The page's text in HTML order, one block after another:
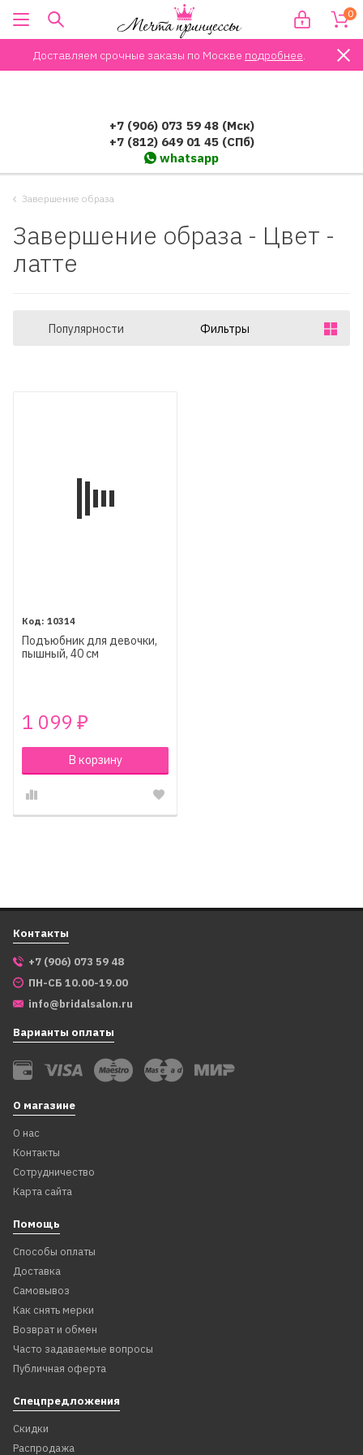
Доставляем срочные заказы по Москве подробнее.
0
+7 (906) 073 59 48 (Мск)
+7 (812) 649 01 45 (СПб)
whatsapp
Завершение образа
Завершение образа - Цвет -
латте
Популярности Фильтры
10314
Подъюбник для девочки,
пышный, 40 см
1 099 ₽
В корзину
Контакты
+7 (906) 073 59 48
ПН-СБ 10.00-19.00
info@bridalsalon.ru
Варианты оплаты
О магазине
О нас
Контакты
Сотрудничество
Карта сайта
Помощь
Способы оплаты
Доставка
Самовывоз
Как снять мерки
Возврат и обмен
Часто задаваемые вопросы
Публичная оферта
Спецпредложения
Скидки
Распродажа